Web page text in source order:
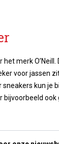
merk O’Neill.
voor jassen
kun je
bijvoorbeeld ook